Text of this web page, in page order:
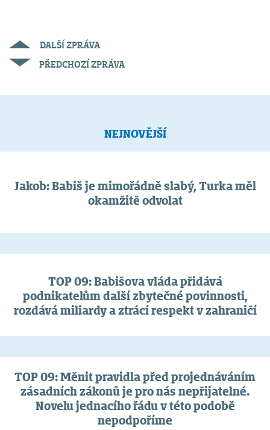
DALŠÍ ZPRÁVA
PŘEDCHOZÍ ZPRÁVA
NEJNOVĚJŠÍ
Jakob: Babiš je mimořádně slabý, Turka měl
okamžitě odvolat
TOP 09: Babišova vláda přidává
podnikatelům další zbytečné povinnosti,
rozdává miliardy a ztrácí respekt v zahraničí
TOP 09: Měnit pravidla před projednáváním
zásadních zákonů je pro nás nepřijatelné.
Novelu jednacího řádu v této podobě
nepodpoříme